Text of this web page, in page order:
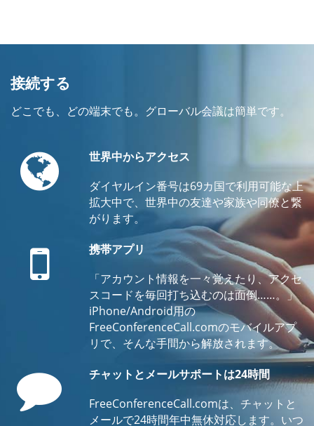
接続する
どこでも、どの端末でも。グローバル会議は簡単です。
Globe世界中からアクセス
ダイヤルイン番号は69カ国で利用可能な上
拡大中で、世界中の友達や家族や同僚と繋
がります。
Mobile
携帯アプリ
「アカウント情報を一々覚えたり、アクセ
スコードを毎回打ち込むのは面倒……。」
iPhone/Android用の
FreeConferenceCall.comのモバイルアプ
リで、そんな手間から解放されます。
Comment
チャットとメールサポートは24時間
FreeConferenceCall.comは、チャットと
メールで24時間年中無休対応します。いつ